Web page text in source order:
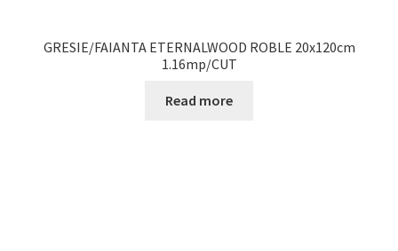
GRESIE/FAIANTA ETERNALWOOD ROBLE 20x120cm
1.16mp/CUT
Read more